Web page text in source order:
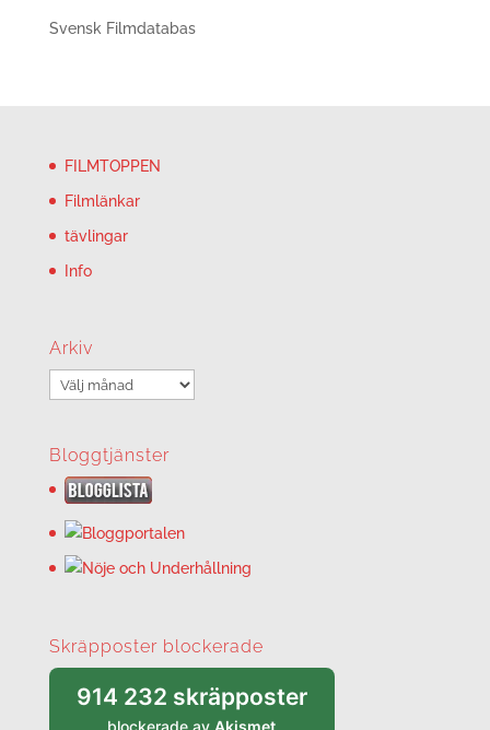
Svensk Filmdatabas
FILMTOPPEN
Filmlänkar
tävlingar
Info
Arkiv
Arkiv
Bloggtjänster
Skräpposter blockerade
914 232 skräpposter
blockerade av Akismet